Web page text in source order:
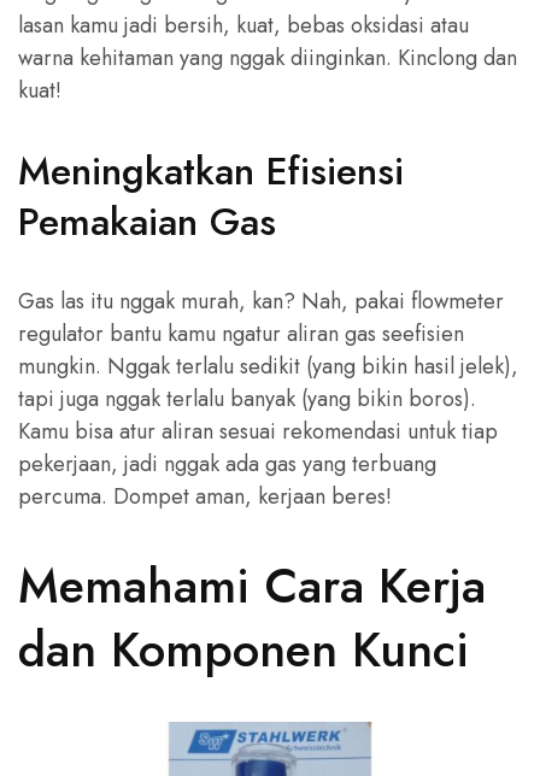
lasan kamu jadi bersih, kuat, bebas oksidasi atau
warna kehitaman yang nggak diinginkan. Kinclong dan
kuat!
Meningkatkan Efisiensi
Pemakaian Gas
Gas las itu nggak murah, kan? Nah, pakai flowmeter
regulator bantu kamu ngatur aliran gas seefisien
mungkin. Nggak terlalu sedikit (yang bikin hasil jelek),
tapi juga nggak terlalu banyak (yang bikin boros).
Kamu bisa atur aliran sesuai rekomendasi untuk tiap
pekerjaan, jadi nggak ada gas yang terbuang
percuma. Dompet aman, kerjaan beres!
Memahami Cara Kerja
dan Komponen Kunci